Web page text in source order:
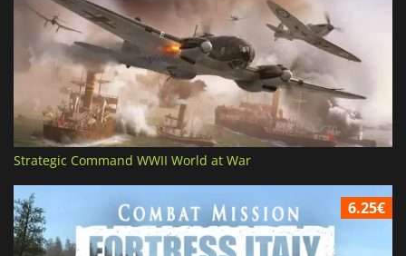
Strategic Command WWII World at War
6.25€